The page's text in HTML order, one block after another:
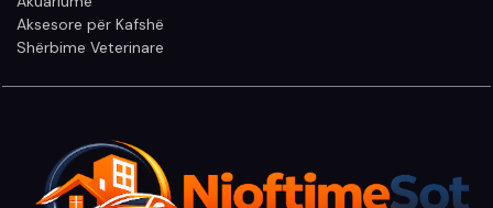
Aksesore për Kafshë
Shërbime Veterinare